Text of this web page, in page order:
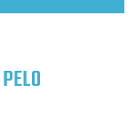
PELO